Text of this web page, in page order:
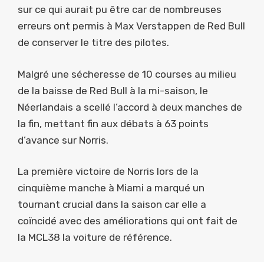
sur ce qui aurait pu être car de nombreuses
erreurs ont permis à Max Verstappen de Red Bull
de conserver le titre des pilotes.
Malgré une sécheresse de 10 courses au milieu
de la baisse de Red Bull à la mi-saison, le
Néerlandais a scellé l’accord à deux manches de
la fin, mettant fin aux débats à 63 points
d’avance sur Norris.
La première victoire de Norris lors de la
cinquième manche à Miami a marqué un
tournant crucial dans la saison car elle a
coïncidé avec des améliorations qui ont fait de
la MCL38 la voiture de référence.